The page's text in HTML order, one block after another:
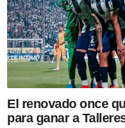
El renovado once
para ganar a